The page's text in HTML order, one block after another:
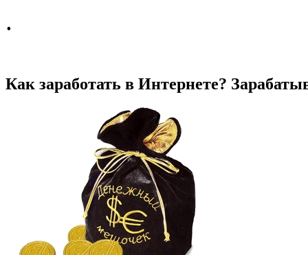
.
Как заработать в Интернете?